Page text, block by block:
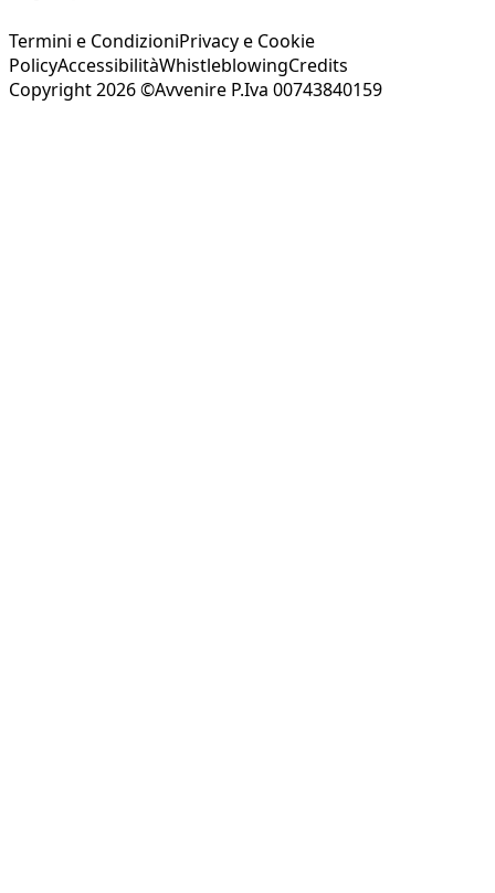
Termini e CondizioniPrivacy e Cookie
PolicyAccessibilitàWhistleblowingCredits
Copyright 2026 ©Avvenire P.Iva 00743840159